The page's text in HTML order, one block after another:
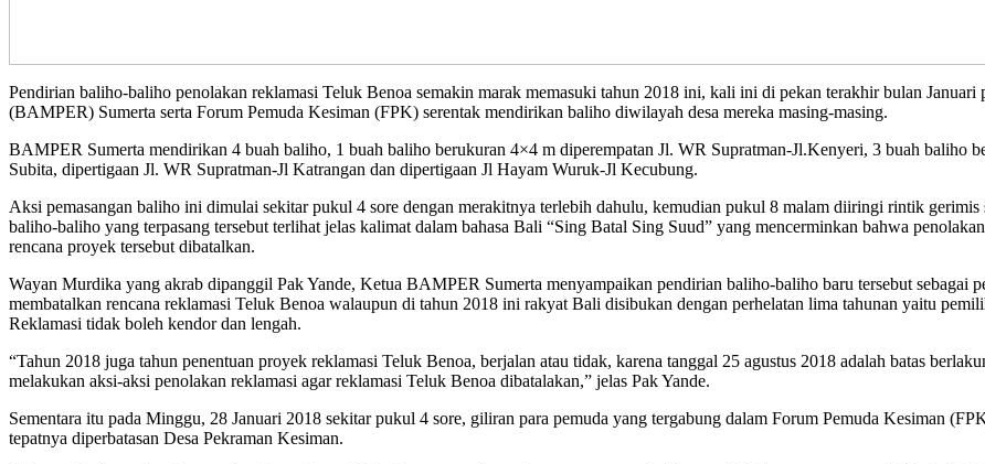
Pendirian baliho-baliho penolakan reklamasi Teluk Benoa semakin marak memasuki tahun 2018 ini, kali ini di pekan terakhir bulan Januari
(BAMPER) Sumerta serta Forum Pemuda Kesiman (FPK) serentak mendirikan baliho diwilayah desa mereka masing-masing.
BAMPER Sumerta mendirikan 4 buah baliho, 1 buah baliho berukuran 4×4 m diperempatan Jl. WR Supratman-Jl.Kenyeri, 3 buah baliho
Subita, dipertigaan Jl. WR Supratman-Jl Katrangan dan dipertigaan Jl Hayam Wuruk-Jl Kecubung.
Aksi pemasangan baliho ini dimulai sekitar pukul 4 sore dengan merakitnya terlebih dahulu, kemudian pukul 8 malam diiringi rintik
baliho-baliho yang terpasang tersebut terlihat jelas kalimat dalam bahasa Bali “Sing Batal Sing Suud” yang mencerminkan bahwa
rencana proyek tersebut dibatalkan.
Wayan Murdika yang akrab dipanggil Pak Yande, Ketua BAMPER Sumerta menyampaikan pendirian baliho-baliho baru tersebut sebagai
membatalkan rencana reklamasi Teluk Benoa walaupun di tahun 2018 ini rakyat Bali disibukan dengan perhelatan lima tahunan yaitu
Reklamasi tidak boleh kendor dan lengah.
“Tahun 2018 juga tahun penentuan proyek reklamasi Teluk Benoa, berjalan atau tidak, karena tanggal 25 agustus 2018 adalah batas
melakukan aksi-aksi penolakan reklamasi agar reklamasi Teluk Benoa dibatalakan,” jelas Pak Yande.
Sementara itu pada Minggu, 28 Januari 2018 sekitar pukul 4 sore, giliran para pemuda yang tergabung dalam Forum Pemuda Kesiman
tepatnya diperbatasan Desa Pekraman Kesiman.